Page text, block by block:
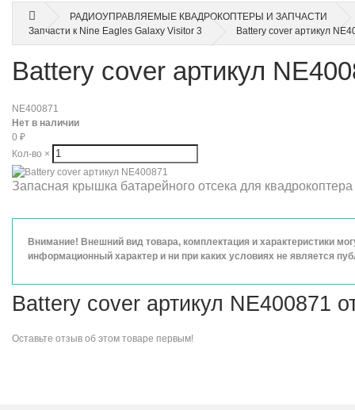
РАДИОУПРАВЛЯЕМЫЕ КВАДРОКОПТЕРЫ И ЗАПЧАСТИ
Запчасти к Nine Eagles Galaxy Visitor 3
Battery cover артикул
Battery cover артикул
NE400871
Нет в наличии
0 ₽
Кол-во ×
Запасная крышка батарейного отсека для
Внимание! Внешний вид товара, комплектация и характеристики
информационный характер и ни при каких условиях не является
Battery cover артикул NE400871
Оставьте отзыв об этом товаре первым!